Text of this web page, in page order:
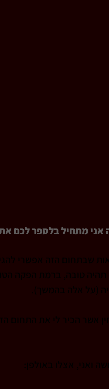
מתחיל בלספר לכם
שבתחום הזה אפשרי
טובה, ברמת הפקה
(על אלה בהמשך).
אשר הכיר לי את התחום
ואני, אצלו באולפן: